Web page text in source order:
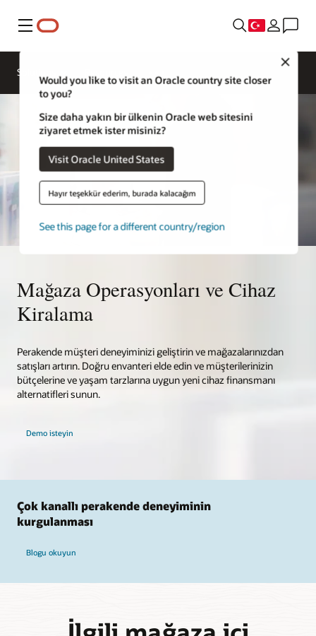
Menü
Would you like to visit an Oracle country site closer
to you?
Size daha yakın bir ülkenin Oracle web sitesini
ziyaret etmek ister misiniz?
Visit Oracle United States
Hayır teşekkür ederim, burada kalacağım
See this page for a different country/region
Solutions
Mağaza Operasyonları ve Cihaz
Kiralama
Perakende müşteri deneyiminizi geliştirin ve mağazalarınızdan
satışları artırın. Doğru envanteri elde edin ve müşterilerinizin
bütçelerine ve yaşam tarzlarına uygun yeni cihaz finansmanı
alternatifleri sunun.
Demo isteyin
Çok kanallı perakende deneyiminin
kurgulanması
Blogu okuyun